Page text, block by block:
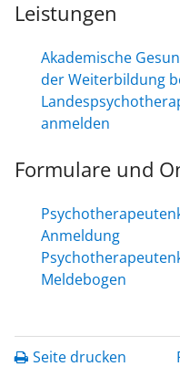
Leistungen
Akademische
der Weiterbildung
anmelden
Formulare und
Anmeldung
Meldebogen
Seite drucken